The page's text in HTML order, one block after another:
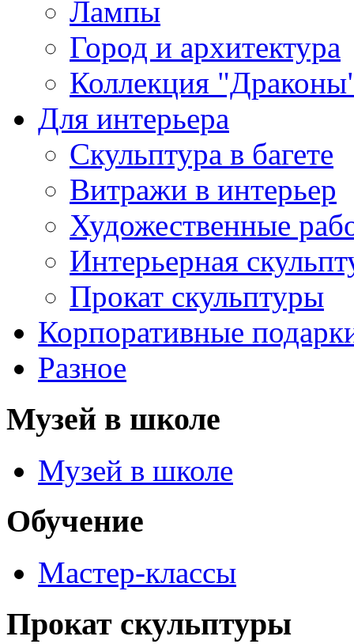
Лампы
Город и архитектура
Коллекция
Для интерьера
Скульптура в багете
Витражи в интерьер
Художественные
Интерьерная
Прокат скульптуры
Корпоративные
Разное
Музей в школе
Музей в школе
Обучение
Мастер-классы
Прокат скульптуры